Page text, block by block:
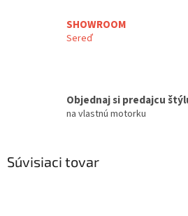
SHOWROOM
Sereď
Objednaj si predajcu
na vlastnú motorku
Súvisiaci tovar